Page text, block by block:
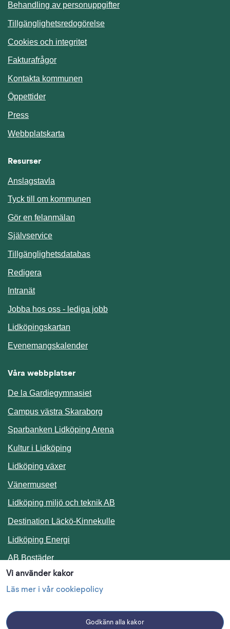
Vi använder kakor
Läs mer i vår cookiepolicy
Godkänn alla kakor
Behandling av personuppgifter
Tillgänglighetsredogörelse
Cookies och integritet
Fakturafrågor
Kontakta kommunen
Öppettider
Press
Webbplatskarta
Resurser
Anslagstavla
Tyck till om kommunen
Gör en felanmälan
SjälvserviceLänk till annan webbplats.
TillgänglighetsdatabasLänk till annan webbplats.
Redigera
IntranätLänk till annan webbplats.
Jobba hos oss - lediga jobb
Lidköpingskartan
EvenemangskalenderLänk till annan webbplats.
Våra webbplatser
De la Gardiegymnasiet
Campus västra Skaraborg
Sparbanken Lidköping Arena
Kultur i Lidköping
Lidköping växer
Vänermuseet
Lidköping miljö och teknik AB
Destination Läckö-KinnekulleLänk till annan webbplats.
Lidköping Energi
AB BostäderLänk till annan webbplats.
Följ oss i sociala medier
Linkedin